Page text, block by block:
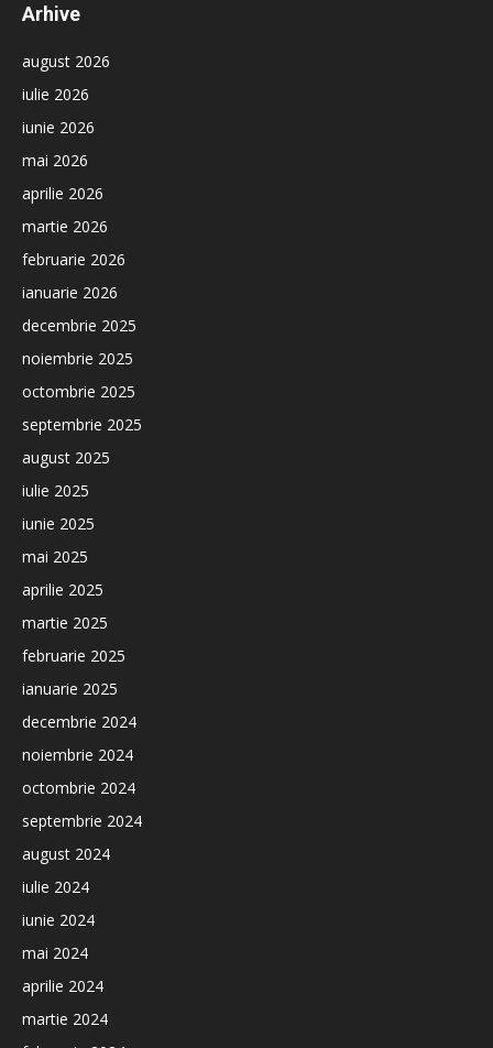
Arhive
august 2026
iulie 2026
iunie 2026
mai 2026
aprilie 2026
martie 2026
februarie 2026
ianuarie 2026
decembrie 2025
noiembrie 2025
octombrie 2025
septembrie 2025
august 2025
iulie 2025
iunie 2025
mai 2025
aprilie 2025
martie 2025
februarie 2025
ianuarie 2025
decembrie 2024
noiembrie 2024
octombrie 2024
septembrie 2024
august 2024
iulie 2024
iunie 2024
mai 2024
aprilie 2024
martie 2024